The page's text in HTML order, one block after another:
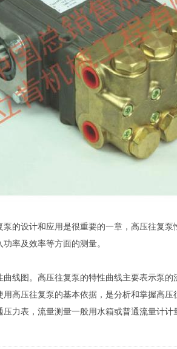
的设计和应用是很重要的一章，高压往复
率及效率等方面的测量。
线图。高压往复泵的特性曲线主要表示泵
高压往复泵的基本依据，是分析和掌握高
力表，流量测量一般用水箱或普通流量计计